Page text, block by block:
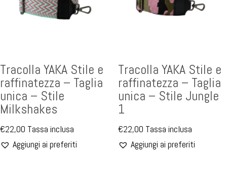
Tracolla YAKA Stile e
raffinatezza – Taglia
unica – Stile
Milkshakes
€22,00 Tassa inclusa
Aggiungi ai preferiti
Tracolla YAKA Stile e
raffinatezza – Taglia
unica – Stile Jungle
1
€22,00 Tassa inclusa
Aggiungi ai preferiti